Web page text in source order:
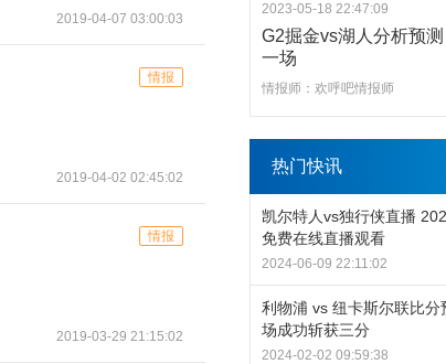
2019-04-07 03:00:03
情报
2019-04-02 02:45:02
情报
2019-03-29 21:15:02
2023-05-18 22:47:09
G2掘金vs湖人分析预测 湖人能否扳回
一场
情报师：欢呼吧情报师
热门快讯
凯尔特人vs独行侠直播 2024NBA总决赛G2
免费在线直播观看
2024-06-09 22:11:02
利物浦 vs 纽卡斯尔联比分
场成功斩获三分
2024-02-02 09:59:38